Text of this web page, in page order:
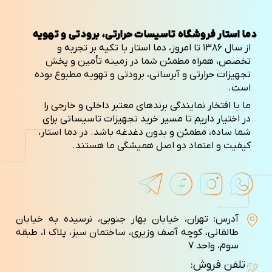
دما استار فروشگاه تاسیسات حرارتی، برودتی و تهویه
از سال ۱۳۸۶ تا امروز، دما استار با تکیه بر تجربه و
تخصص، همراه مطمئن شما در زمینه تأمین و پخش
تجهیزات حرارتی و آبرسانی، برودتی و تهویه مطبوع بوده
است.
ما با افتخار نمایندگی برندهای معتبر داخلی و خارجی را
در اختیار داریم تا مسیر خرید تجهیزات تاسیساتی برای
شما ساده، مطمئن و بدون دغدغه باشد. در دما استار،
کیفیت و اعتماد دو اصل همیشگی ما هستند.
آدرس: تهران، خیابان بهار جنوبی، نرسیده به خیابان
طالقانی، کوچه آصف وزيری، ساختمان سبز، پلاک ۱، طبقه
سوم، واحد ۷
تلفن فروش: